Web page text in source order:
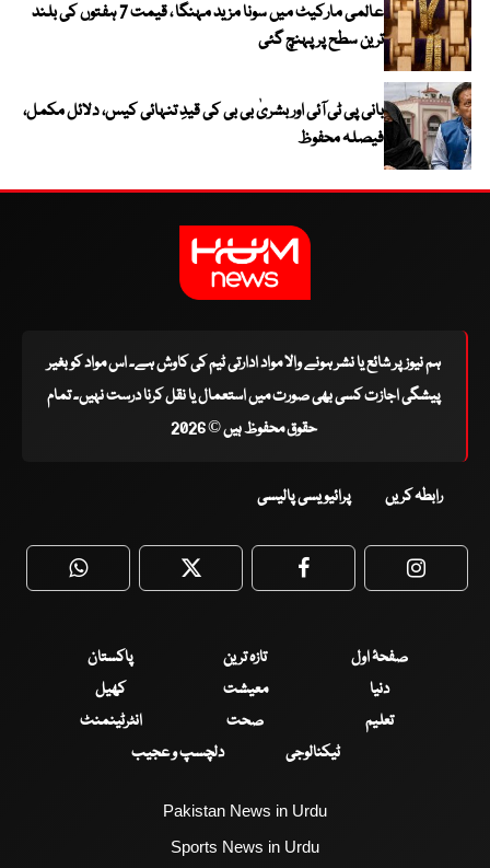
عالمی مارکیٹ میں سونا مزید مہنگا ، قیمت 7 ہفتوں کی بلند
ترین سطح پر پہنچ گئی
بانی پی ٹی آئی اور بشریٰ بی بی کی قیدِ تنہائی کیس، دلائل مکمل،
فیصلہ محفوظ
ہم نیوز پر شائع یا نشر ہونے والا مواد ادارتی ٹیم کی کاوش ہے۔ اس مواد کو بغیر
پیشگی اجازت کسی بھی صورت میں استعمال یا نقل کرنا درست نہیں۔ تمام
حقوق محفوظ ہیں © 2026
رابطہ کریں پرائیویسی پالیسی
WhatsApp Twitter Facebook
صفحۂ اول تازہ ترین
پاکستان
دنیا
معیشت
کھیل
تعلیم
صحت
انٹرٹینمنٹ
ٹیکنالوجی
دلچسپ و عجیب
Pakistan News in Urdu
Sports News in Urdu